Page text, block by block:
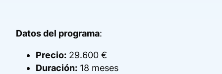
Datos del programa:
Precio: 29.600 €
Duración: 18 meses